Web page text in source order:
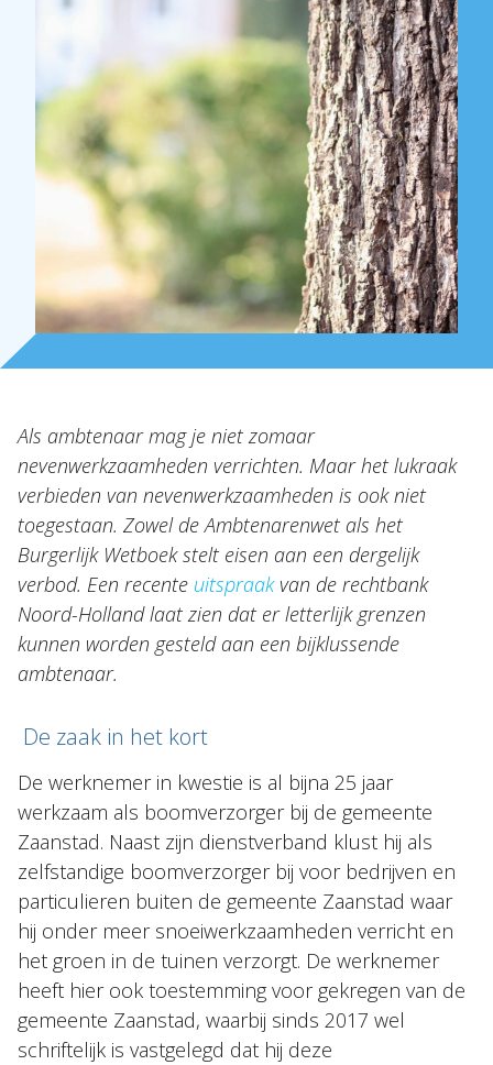
Over Holla
Onze mensen
Expertises
Internationaal
Nieuws
Als ambtenaar mag je niet zomaar
nevenwerkzaamheden verrichten. Maar het lukraak
verbieden van nevenwerkzaamheden is ook niet
toegestaan. Zowel de Ambtenarenwet als het
Burgerlijk Wetboek stelt eisen aan een dergelijk
verbod. Een recente uitspraakvan de rechtbank
Noord-Holland laat zien dat er letterlijk grenzen
kunnen worden gesteld aan een bijklussende
ambtenaar.
De zaak in het kort
De werknemer in kwestie is al bijna 25 jaar
werkzaam als boomverzorger bij de gemeente
Zaanstad. Naast zijn dienstverband klust hij als
zelfstandige boomverzorger bij voor bedrijven en
particulieren buiten de gemeente Zaanstad waar
hij onder meer snoeiwerkzaamheden verricht en
het groen in de tuinen verzorgt. De werknemer
heeft hier ook toestemming voor gekregen van de
gemeente Zaanstad, waarbij sinds 2017 wel
schriftelijk is vastgelegd dat hij deze